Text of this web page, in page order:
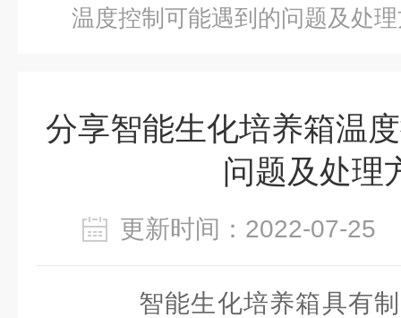
温度控制可能遇到的问题及处
分享智能生化培养箱温
问题及处理
更新时间：2022-07-
智能生化培养箱具有制